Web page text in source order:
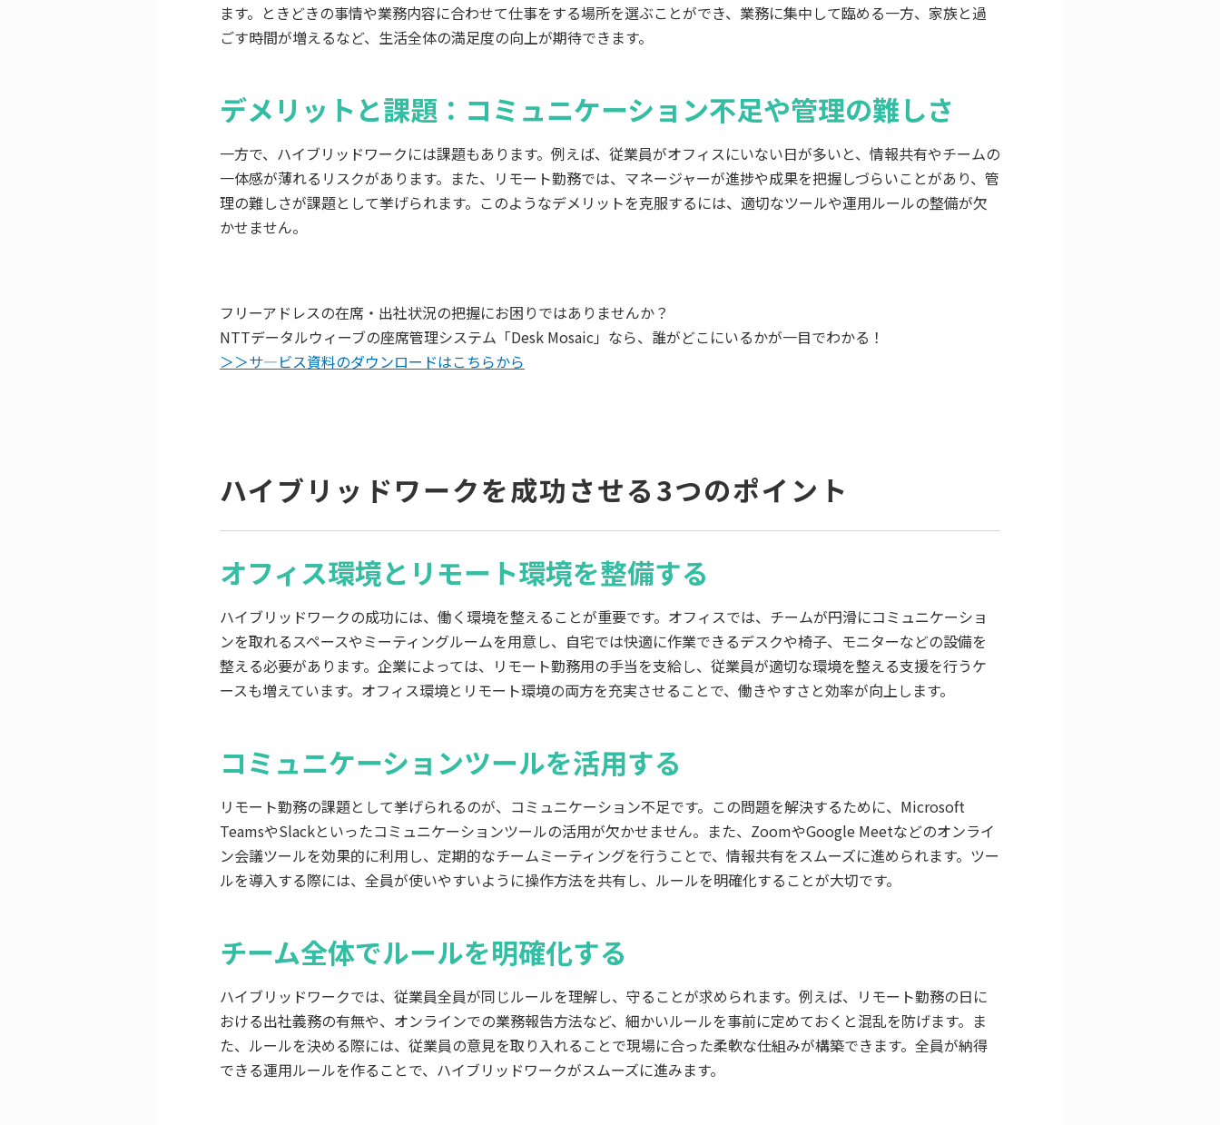
ます。ときどきの事情や業務内容に合わせて仕事をする場所を選ぶことができ、業務に集中して臨める一方、家族と過
ごす時間が増えるなど、生活全体の満足度の向上が期待できます。
デメリットと課題：コミュニケーション不足や管理の難しさ
一方で、ハイブリッドワークには課題もあります。例えば、従業員がオフィスにいない日が多いと、情報共有やチームの
一体感が薄れるリスクがあります。また、リモート勤務では、マネージャーが進捗や成果を把握しづらいことがあり、管
理の難しさが課題として挙げられます。このようなデメリットを克服するには、適切なツールや運用ルールの整備が欠
かせません。
フリーアドレスの在席・出社状況の把握にお困りではありませんか？
NTTデータルウィーブの座席管理システム「Desk Mosaic」なら、誰がどこにいるかが一目でわかる！
＞＞サ―ビス資料のダウンロードはこちらから
ハイブリッドワークを成功させる3つのポイント
オフィス環境とリモート環境を整備する
ハイブリッドワークの成功には、働く環境を整えることが重要です。オフィスでは、チームが円滑にコミュニケーショ
ンを取れるスペースやミーティングルームを用意し、自宅では快適に作業できるデスクや椅子、モニターなどの設備を
整える必要があります。企業によっては、リモート勤務用の手当を支給し、従業員が適切な環境を整える支援を行うケ
ースも増えています。オフィス環境とリモート環境の両方を充実させることで、働きやすさと効率が向上します。
コミュニケーションツールを活用する
リモート勤務の課題として挙げられるのが、コミュニケーション不足です。この問題を解決するために、Microsoft
TeamsやSlackといったコミュニケーションツールの活用が欠かせません。また、ZoomやGoogle Meetなどのオンライ
ン会議ツールを効果的に利用し、定期的なチームミーティングを行うことで、情報共有をスムーズに進められます。ツー
ルを導入する際には、全員が使いやすいように操作方法を共有し、ルールを明確化することが大切です。
チーム全体でルールを明確化する
ハイブリッドワークでは、従業員全員が同じルールを理解し、守ることが求められます。例えば、リモート勤務の日に
おける出社義務の有無や、オンラインでの業務報告方法など、細かいルールを事前に定めておくと混乱を防げます。ま
た、ルールを決める際には、従業員の意見を取り入れることで現場に合った柔軟な仕組みが構築できます。全員が納得
できる運用ルールを作ることで、ハイブリッドワークがスムーズに進みます。